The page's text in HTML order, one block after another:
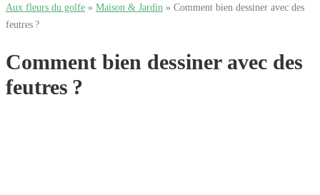
Aux fleurs du golfe » Maison & Jardin » Comment bien dessiner avec des
feutres ?
Comment bien dessiner avec des
feutres ?